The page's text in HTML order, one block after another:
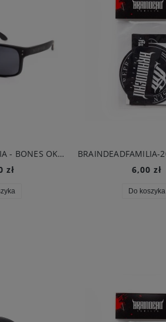
BRAINDEADFAMILIA - BONES OKULARY PRZECIWSŁONECZNE CZARNE
zł
6,00 zł
Do koszyka